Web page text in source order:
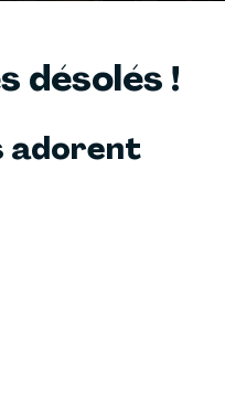
désolés !
adorent